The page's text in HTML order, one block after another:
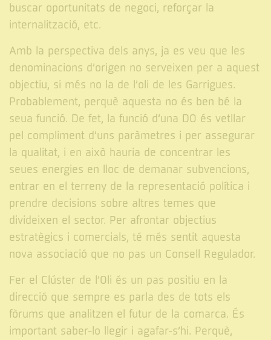
buscar oportunitats de negoci, reforçar la
internalització, etc.
Amb la perspectiva dels anys, ja es veu que les
denominacions d’origen no serveixen per a aquest
objectiu, si més no la de l’oli de les Garrigues.
Probablement, perquè aquesta no és ben bé la
seua funció. De fet, la funció d’una DO és vetllar
pel compliment d’uns paràmetres i per assegurar
la qualitat, i en això hauria de concentrar les
seues energies en lloc de demanar subvencions,
entrar en el terreny de la representació política i
prendre decisions sobre altres temes que
divideixen el sector. Per afrontar objectius
estratègics i comercials, té més sentit aquesta
nova associació que no pas un Consell Regulador.
Fer el Clúster de l’Oli és un pas positiu en la
direcció que sempre es parla des de tots els
fòrums que analitzen el futur de la comarca. És
important saber-lo llegir i agafar-s’hi. Perquè,